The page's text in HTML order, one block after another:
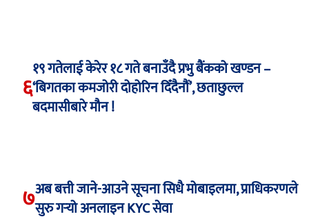
६
१९ गतेलाई केरेर १८ गते बनाउँदै प्रभु बैंकको खण्डन –
‘बिगतका कमजोरी दोहोरिन दिँदैनौं’, छताछुल्ल
बदमासीबारे मौन !
७अब बत्ती जाने-आउने सूचना सिधै मोबाइलमा, प्राधिकरणले
सुरु गर्‍यो अनलाइन KYC सेवा